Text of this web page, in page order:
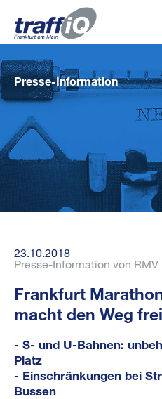
Presse-Information
23.10.2018
Presse-Information von
Frankfurt
macht den Weg frei
- S- und U-Bahnen:
Platz
- Einschränkungen bei
Bussen